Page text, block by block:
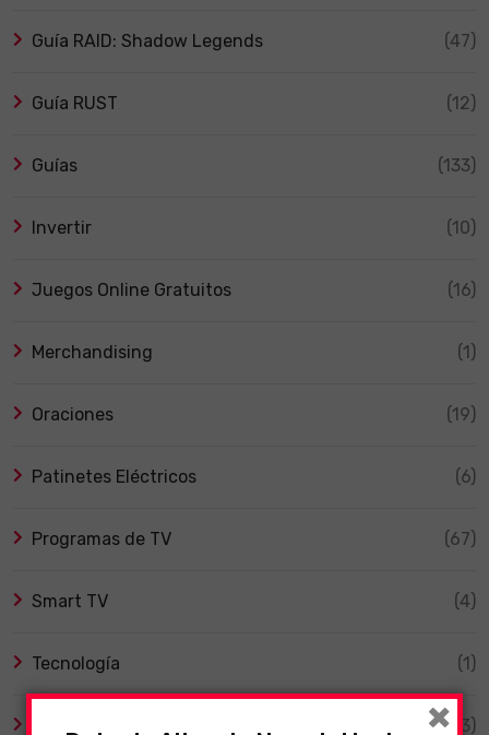
Guía RAID: Shadow Legends (47)
Guía RUST (12)
Guías (133)
Invertir (10)
Juegos Online Gratuitos (16)
Merchandising (1)
Oraciones (19)
Patinetes Eléctricos (6)
Programas de TV (67)
Smart TV (4)
Tecnología (1)
(3)
×